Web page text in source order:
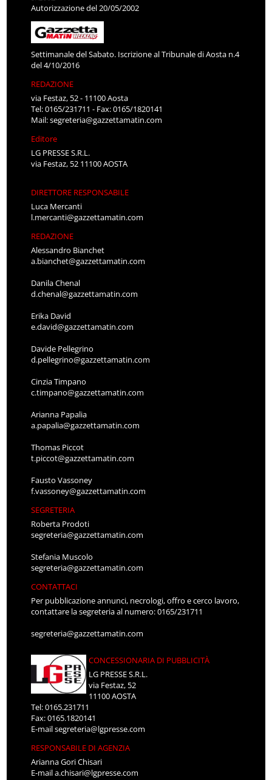
Autorizzazione del 20/05/2002
Settimanale del Sabato. Iscrizione al Tribunale di Aosta n.4
del 4/10/2016
REDAZIONE
via Festaz, 52 - 11100 Aosta
Tel: 0165/231711 - Fax: 0165/1820141
Mail:segreteria@gazzettamatin.com
Editore
LG PRESSE S.R.L.
via Festaz, 52 11100 AOSTA
DIRETTORE RESPONSABILE
Luca Mercanti
l.mercanti@gazzettamatin.com
REDAZIONE
Alessandro Bianchet
a.bianchet@gazzettamatin.com
Danila Chenal
d.chenal@gazzettamatin.com
Erika David
e.david@gazzettamatin.com
Davide Pellegrino
d.pellegrino@gazzettamatin.com
Cinzia Timpano
c.timpano@gazzettamatin.com
Arianna Papalia
a.papalia@gazzettamatin.com
Thomas Piccot
t.piccot@gazzettamatin.com
Fausto Vassoney
f.vassoney@gazzettamatin.com
SEGRETERIA
Roberta Prodoti
segreteria@gazzettamatin.com
Stefania Muscolo
segreteria@gazzettamatin.com
CONTATTACI
Per pubblicazione annunci, necrologi, offro e cerco lavoro,
contattare la segreteria al numero: 0165/231711
segreteria@gazzettamatin.com
CONCESSIONARIA DI PUBBLICITÀ
LG PRESSE S.R.L.
via Festaz, 52
11100 AOSTA
Tel: 0165.231711
Fax: 0165.1820141
E-mailsegreteria@lgpresse.com
RESPONSABILE DI AGENZIA
Arianna Gori Chisari
E-maila.chisari@lgpresse.com